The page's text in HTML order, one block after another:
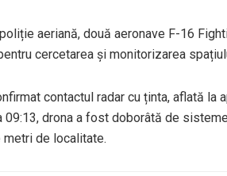
aeriană, două aeronave F-16
cercetarea și monitorizarea
contactul radar cu ținta, aflată la
09:13, drona a fost doborâtă de
metri de localitate.